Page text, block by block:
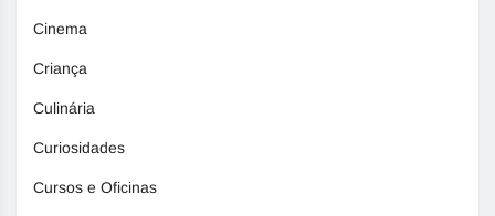
Cinema
Criança
Culinária
Curiosidades
Cursos e Oficinas